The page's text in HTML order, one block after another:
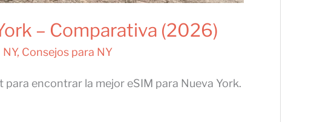
– Comparativa (2026)
, Consejos para NY
encontrar la mejor eSIM para Nueva York.